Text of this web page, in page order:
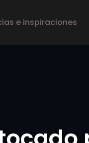
e inspiraciones